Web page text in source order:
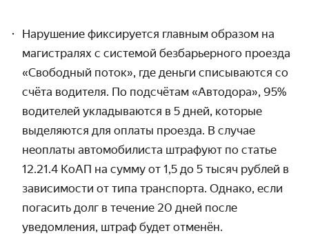
Нарушение фиксируется главным образом на
магистралях с системой безбарьерного проезда
«Свободный поток», где деньги списываются со
счёта водителя. По подсчётам «Автодора», 95%
водителей укладываются в 5 дней, которые
выделяются для оплаты проезда. В случае
неоплаты автомобилиста штрафуют по статье
12.21.4 КоАП на сумму от 1,5 до 5 тысяч рублей в
зависимости от типа транспорта. Однако, если
погасить долг в течение 20 дней после
уведомления, штраф будет отменён.